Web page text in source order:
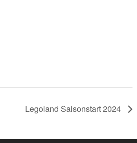
Legoland Saisonstart 2024